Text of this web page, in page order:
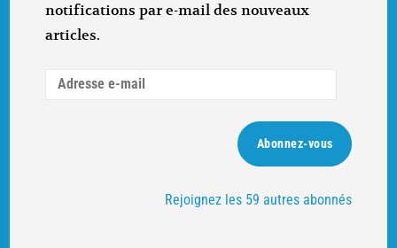
notifications par e-mail des nouveaux
articles.
Adresse
Abonnez-vous
Rejoignez les 59 autres abonnés